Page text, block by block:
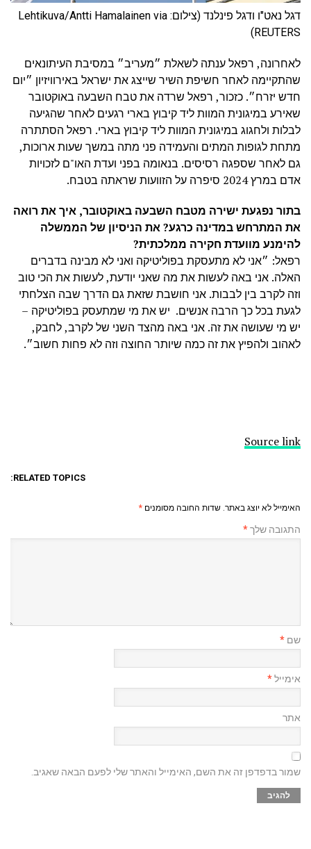
דגל נאט"ו ודגל פינלנד (צילום: Lehtikuva/Antti Hamalainen via
REUTERS)
לאחרונה, רפאל ענתה לשאלת ״מעריב״ במסיבת העיתונאים
שהתקיימה לאחר חשיפת השיר שייצג את ישראל באירוויזיון ״יום
חדש יזרח״. כזכור, רפאל שרדה את טבח השבעה באוקטובר
שאירע במיגונית המוות ליד קיבוץ בארי רגעים לאחר שהגיעה
לבלות ולחגוג במיגונית המוות ליד קיבוץ בארי. רפאל הסתתרה
מתחת לגופות המתים והעמידה פני מתה במשך שעות ארוכות,
גם לאחר שספגה רסיסים. בנאומה בפני ועדת האו"ם לזכויות
אדם במרץ 2024 סיפרה על הזוועות שראתה בטבח.
בתור נפגעת ישירה מטבח השבעה באוקטובר, איך את רואה
את המתרחש במדינה כרגע? את הניסיון של הממשלה
להימנע מוועדת חקירה ממלכתית?
רפאל: ״אני לא מתעסקת בפוליטיקה ואני לא מבינה בדברים
האלה. אני באה לעשות את מה שאני יודעת, לעשות את הכי טוב
וזה לקרב בין לבבות. אני חושבת שזאת גם הדרך שבה הצלחתי
לגעת בכל כך הרבה אנשים. יש את מי שמתעסק בפוליטיקה –
יש מי שעושה את זה. אני באה מהצד השני של לקרב, לחבק,
לאהוב ולהפיץ את זה כמה שיותר החוצה וזה לא פחות חשוב״.
Source link
RELATED TOPICS:
האימייל לא יוצג באתר. שדות החובה מסומנים *
התגובה שלך*
שם *
אימייל*
אתר
שמור בדפדפן זה את השם, האימייל והאתר שלי לפעם הבאה שאגיב.